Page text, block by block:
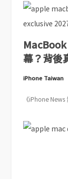
幕？背後
iPhone Taiwan
《iPhone